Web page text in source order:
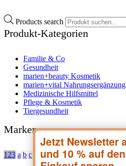
Products search
Produkt-Kategorien
Familie & Co
Gesundheit
marien+beauty Kosmetik
marien+vital Nahrungsergänzung
Medizinische Hilfsmittel
Pflege & Kosmetik
Tiergesundheit
Marken
123 a b c e f g h i k m n o p q r s t u